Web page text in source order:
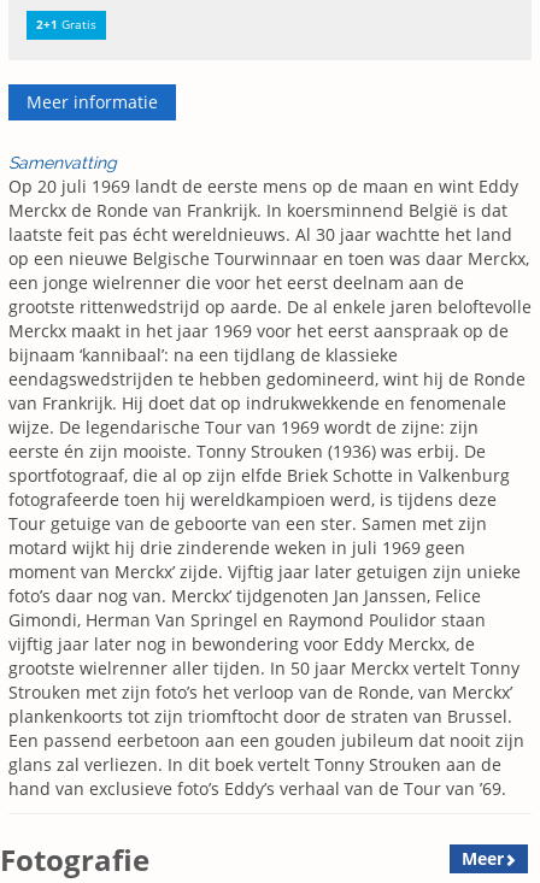
2+1 Gratis
Meer informatie
Samenvatting
Op 20 juli 1969 landt de eerste mens op de maan en wint Eddy
Merckx de Ronde van Frankrijk. In koersminnend België is dat
laatste feit pas écht wereldnieuws. Al 30 jaar wachtte het land
op een nieuwe Belgische Tourwinnaar en toen was daar Merckx,
een jonge wielrenner die voor het eerst deelnam aan de
grootste rittenwedstrijd op aarde. De al enkele jaren beloftevolle
Merckx maakt in het jaar 1969 voor het eerst aanspraak op de
bijnaam ‘kannibaal’: na een tijdlang de klassieke
eendagswedstrijden te hebben gedomineerd, wint hij de Ronde
van Frankrijk. Hij doet dat op indrukwekkende en fenomenale
wijze. De legendarische Tour van 1969 wordt de zijne: zijn
eerste én zijn mooiste. Tonny Strouken (1936) was erbij. De
sportfotograaf, die al op zijn elfde Briek Schotte in Valkenburg
fotografeerde toen hij wereldkampioen werd, is tijdens deze
Tour getuige van de geboorte van een ster. Samen met zijn
motard wijkt hij drie zinderende weken in juli 1969 geen
moment van Merckx’ zijde. Vijftig jaar later getuigen zijn unieke
foto’s daar nog van. Merckx’ tijdgenoten Jan Janssen, Felice
Gimondi, Herman Van Springel en Raymond Poulidor staan
vijftig jaar later nog in bewondering voor Eddy Merckx, de
grootste wielrenner aller tijden. In 50 jaar Merckx vertelt Tonny
Strouken met zijn foto’s het verloop van de Ronde, van Merckx’
plankenkoorts tot zijn triomftocht door de straten van Brussel.
Een passend eerbetoon aan een gouden jubileum dat nooit zijn
glans zal verliezen. In dit boek vertelt Tonny Strouken aan de
hand van exclusieve foto’s Eddy’s verhaal van de Tour van ’69.
Fotografie Meer